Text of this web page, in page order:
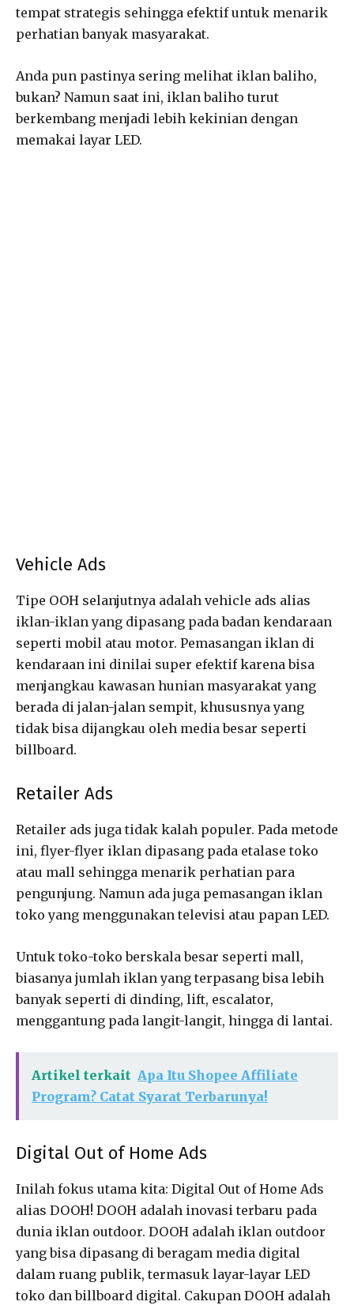
tempat strategis sehingga efektif untuk menarik
perhatian banyak masyarakat.
Anda pun pastinya sering melihat iklan baliho,
bukan? Namun saat ini, iklan baliho turut
berkembang menjadi lebih kekinian dengan
memakai layar LED.
Vehicle Ads
Tipe OOH selanjutnya adalah vehicle ads alias
iklan-iklan yang dipasang pada badan kendaraan
seperti mobil atau motor. Pemasangan iklan di
kendaraan ini dinilai super efektif karena bisa
menjangkau kawasan hunian masyarakat yang
berada di jalan-jalan sempit, khususnya yang
tidak bisa dijangkau oleh media besar seperti
billboard.
Retailer Ads
Retailer ads juga tidak kalah populer. Pada metode
ini, flyer-flyer iklan dipasang pada etalase toko
atau mall sehingga menarik perhatian para
pengunjung. Namun ada juga pemasangan iklan
toko yang menggunakan televisi atau papan LED.
Untuk toko-toko berskala besar seperti mall,
biasanya jumlah iklan yang terpasang bisa lebih
banyak seperti di dinding, lift, escalator,
menggantung pada langit-langit, hingga di lantai.
Artikel terkait Apa Itu Shopee Affiliate
Program? Catat Syarat Terbarunya!
Digital Out of Home Ads
Inilah fokus utama kita: Digital Out of Home Ads
alias DOOH! DOOH adalah inovasi terbaru pada
dunia iklan outdoor. DOOH adalah iklan outdoor
yang bisa dipasang di beragam media digital
dalam ruang publik, termasuk layar-layar LED
toko dan billboard digital. Cakupan DOOH adalah